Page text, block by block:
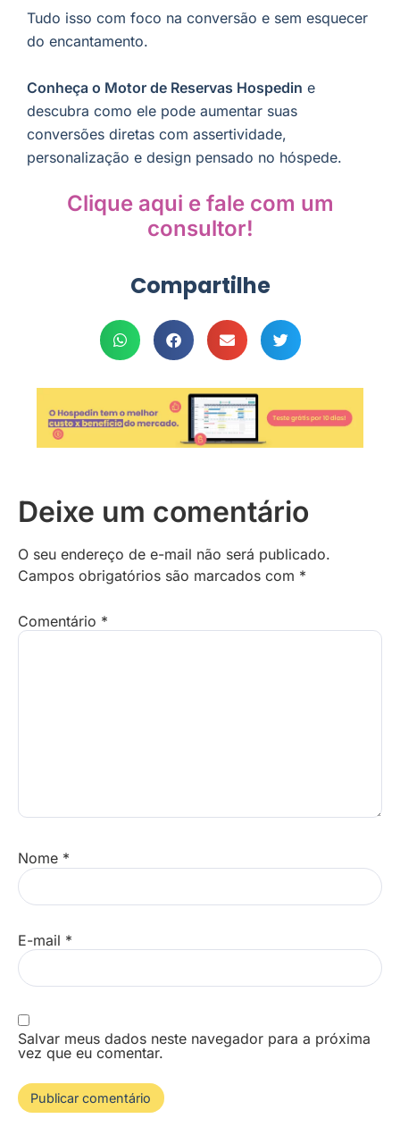
Tudo isso com foco na conversão e sem esquecer
do encantamento.
Conheça o Motor de Reservas Hospedin e
descubra como ele pode aumentar suas
conversões diretas com assertividade,
personalização e design pensado no hóspede.
Clique aqui e fale com um
consultor!
Compartilhe
Deixe um comentário
O seu endereço de e-mail não será publicado.
Campos obrigatórios são marcados com *
Comentário *
Nome *
E-mail *
Salvar meus dados neste navegador para a próxima
vez que eu comentar.